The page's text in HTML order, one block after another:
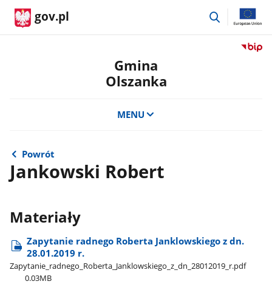
gov.pl
przejdź
Przejdź
Gmina
Olszanka
MENU
Powrót
Jankowski Robert
Materiały
Zapytanie radnego Roberta Janklowskiego z dn.
28.01.2019 r.
Zapytanie​_radnego​_Roberta​_Janklowskiego​_z​_dn​_28012019​_r.pdf
0.03MB